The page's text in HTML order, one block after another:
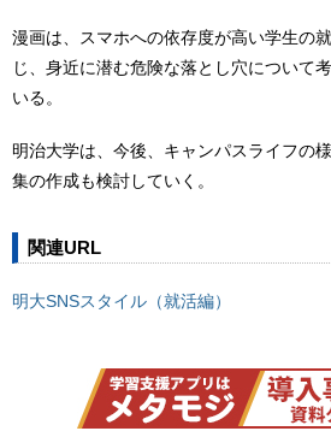
漫画は、スマホへの依存度が高い学生の
じ、身近に潜む危険な落とし穴について
いる。
明治大学は、今後、キャンパスライフの
集の作成も検討していく。
関連URL
明大SNSスタイル（就活編）